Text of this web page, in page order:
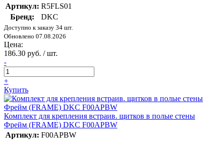
Артикул: R5FLS01
Бренд:
DKC
Доступно к заказу 34 шт.
Обновлено 07.08.2026
Цена:
186.30 руб. / шт.
-
+
Купить
Комплект для крепления встраив. щитков в полые стены
Фрейм (FRAME) DKC F00APBW
Артикул: F00APBW